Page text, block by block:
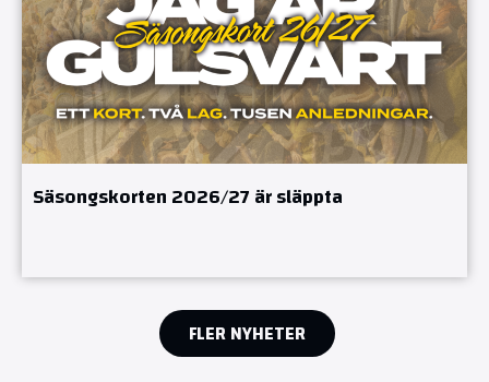
Säsongskorten 2026/27 är släppta
FLER NYHETER